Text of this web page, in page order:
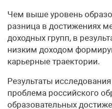
Чем выше уровень
разница в достижениях
доходных групп, в
низким доходом
карьерные траектории.
Результаты
проблема российского
образовательных